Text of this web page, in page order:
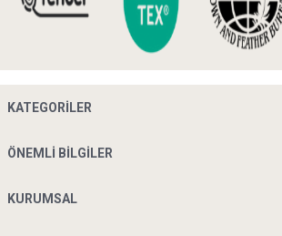
KATEGORILER
ÖNEMLI BILGILER
KURUMSAL